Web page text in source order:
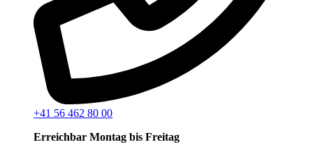
+41 56 462 80 00
Erreichbar Montag bis Freitag